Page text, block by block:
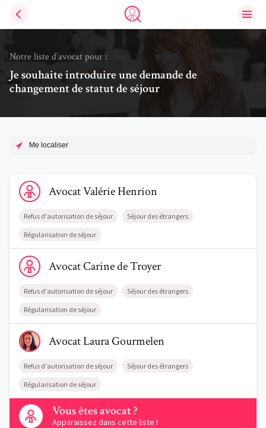
Trouve un avocat
Notre liste d’avocat pour :
Je souhaite introduire une demande de
changement de statut de séjour
Me localiser
Voir le profil de AvocatValérie Henrion
AvocatValérieHenrion
Refus d'autorisation de séjour Séjour des étrangers
Régularisation de séjour
Voir le profil de AvocatCarine de Troyer
AvocatCarinede Troyer
Refus d'autorisation de séjour Séjour des étrangers
Régularisation de séjour
Voir le profil de AvocatLaura Gourmelen
AvocatLauraGourmelen
Refus d'autorisation de séjour Séjour des étrangers
Régularisation de séjour
Vous êtes avocat ?
Apparaissez dans cette liste !
Contactez-nous